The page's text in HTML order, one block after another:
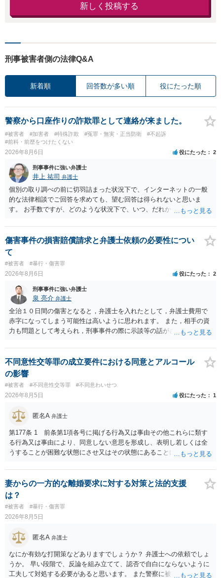
新しく投稿する
刑事被害者側の法律Q&A
新着順 回答数が多い順 役にたった順
警察から口座作りの詐欺罪として連絡が来ました。
#被害者 #加害者 #特殊詐欺 #冤罪・無実・正当防衛
#不起訴
#前科・前歴をつけたくない
2026年8月6日 役にたった 2
刑事事件に強い弁護士
井上 祐司 弁護士
個別の取り調べの前に切羽詰まった状況下で、インターネットの一般
的な法律相談でご回答を求めても、望む回答は得られないと思いま
す。 お手数ですが、どのような状況下で、いつ、だれからどのような
の程度だと聞いているのかということについて、お近くで詳細な法律
相談を受けられたうえで対処方法を探された方がよいと思われます。
一般論でいえば、任意取り調べの場合、ＩＣレコーダーを持参して取
り調べ内容を録音することは必須だと考えます。
傷害事件の損害賠償請求と弁護士依頼の必要性につい
て
#被害者 #暴行・傷害罪
2026年8月6日 役にたった 2
刑事事件に強い弁護士
泉 亮介 弁護士
全治１０日間の傷害となると，弁護士を入れたとして，弁護士費用で
赤字になってしまう可能性は高いように思われます。 また，相手の資
力も問題として考えられ，刑事事件の際に示談等の話がされなかった
う。
不同意性交等罪の成立要件における同意とアルコール
の影響
#被害者 #不同意性交等罪 #不同意わいせつ
2026年8月5日 役にたった 1
匿名A 弁護士
第177条 1 前条第1項各号に掲げる行為又は事由その他これらに類す
る行為又は事由により、同意しない意思を形成し、表明し若しくは全
うすることが困難な状態にさせ又はその状態にあることに乗じて、性
く。）若しくは物を挿入する行為であってわいせつなもの（以下この
条及び第179条第2項において「性交等」という。）をした者は、婚姻
関係の有無にかかわらず、5年以上の有期拘禁刑に処する。 第176条 1
次に掲げる行為又は事由その他これらに類する行為又は事由により、
同意しない意思を形成し、表明し若しくは全うすることが困難な状態
にさせ又はその状態にあることに乗じて、わいせつな行為をした者
は、婚姻関係の有無にかかわらず、6月以上10年以下の拘禁刑に処す
る。 ③アルコール若しくは薬物を摂取させること又はそれらの影響が
あること。 以上の通りですから、アルコール摂取だけでなく、「同意
しない意思を形成し、表明し若しくは全うすることが困難な状態」で
あることが必要です。
妻からの一方的な離婚要求に対する対策と法的支援
は？
#被害者 #暴行・傷害罪
2026年8月5日
匿名A 弁護士
なにか有効な打開策などありますでしょうか？ 弁護士への依頼でしょ
うか。 早い段階で、反論を組み立てて、認否で自白にならないように
工夫して対処する必要があると思います。 また警察に被害届を出すと